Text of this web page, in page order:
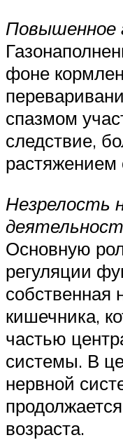
Повышенное
фоне
спазмом
следствие,
растяжением
Незрелость
Основную
регуляции
собственная
кишечника,
частью
системы. В
нервной
возраста.